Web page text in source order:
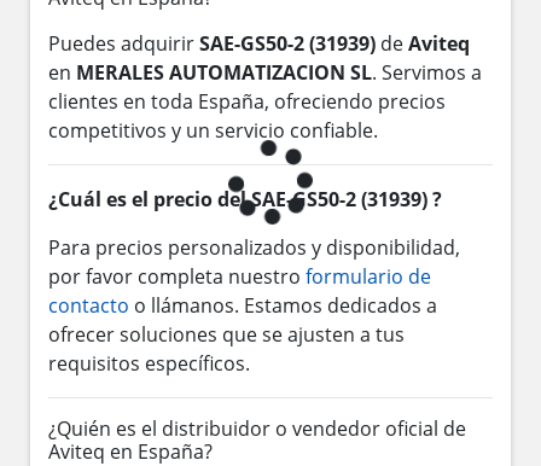
Puedes adquirirSAE-GS50-2 (31939) deAviteq
en MERALES AUTOMATIZACION SL. Servimos a
clientes en toda España, ofreciendo precios
competitivos y un servicio confiable.
¿Cuál es el precio del SAE-GS50-2 (31939) ?
Para precios personalizados y disponibilidad,
por favor completa nuestro formulario de
contacto o llámanos. Estamos dedicados a
ofrecer soluciones que se ajusten a tus
requisitos específicos.
¿Quién es el distribuidor o vendedor oficial de
Aviteq en España?